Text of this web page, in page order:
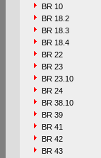
BR 10
BR 18.2
BR 18.3
BR 18.4
BR 22
BR 23
BR 23.10
BR 24
BR 38.10
BR 39
BR 41
BR 42
BR 43